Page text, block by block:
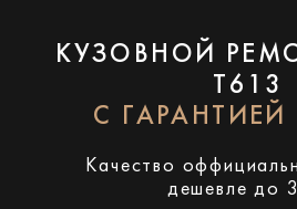
КУЗОВНОЙ
T613
С ГАРАНТИЕЙ
Качество
дешевле до